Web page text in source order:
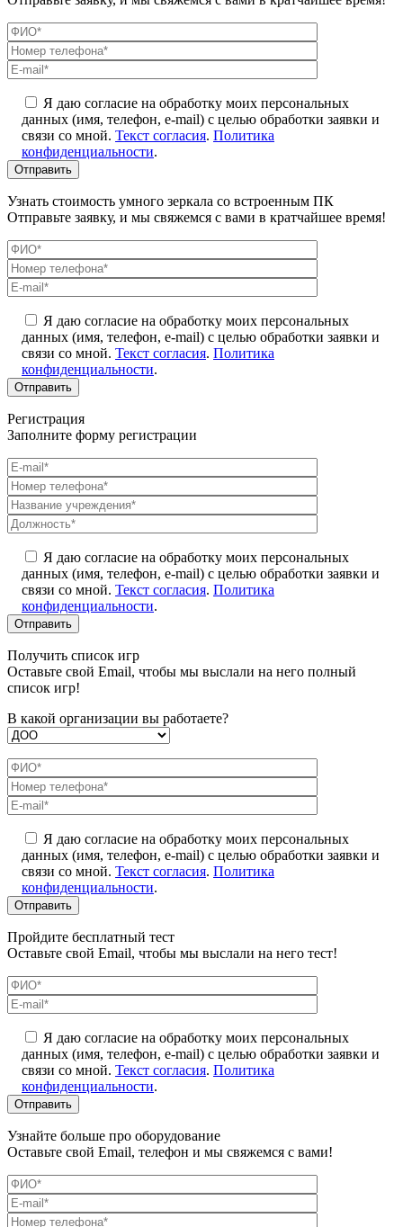
Я даю согласие на обработку моих персональных
данных (имя, телефон, e-mail) с целью обработки заявки и
связи со мной. Текст согласия. Политика
конфиденциальности.
Узнать стоимость умного зеркала со встроенным ПК
Отправьте заявку, и мы свяжемся с вами в кратчайшее время!
Я даю согласие на обработку моих персональных
данных (имя, телефон, e-mail) с целью обработки заявки и
связи со мной. Текст согласия. Политика
конфиденциальности.
Регистрация
Заполните форму регистрации
Я даю согласие на обработку моих персональных
данных (имя, телефон, e-mail) с целью обработки заявки и
связи со мной. Текст согласия. Политика
конфиденциальности.
Получить список игр
Оставьте свой Email, чтобы мы выслали на него полный
список игр!
В какой организации вы работаете?
Я даю согласие на обработку моих персональных
данных (имя, телефон, e-mail) с целью обработки заявки и
связи со мной. Текст согласия. Политика
конфиденциальности.
Пройдите бесплатный тест
Оставьте свой Email, чтобы мы выслали на него тест!
Я даю согласие на обработку моих персональных
данных (имя, телефон, e-mail) с целью обработки заявки и
связи со мной. Текст согласия. Политика
конфиденциальности.
Узнайте больше про оборудование
Оставьте свой Email, телефон и мы свяжемся с вами!